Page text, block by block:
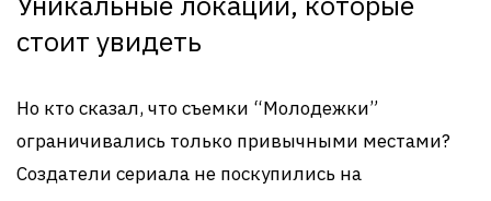
стоит увидеть
Но кто сказал, что съемки “Молодежки”
ограничивались только привычными местами?
Создатели сериала не поскупились на